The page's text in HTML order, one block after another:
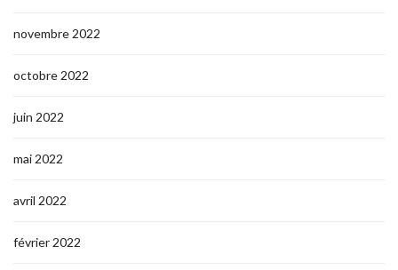
novembre 2022
octobre 2022
juin 2022
mai 2022
avril 2022
février 2022